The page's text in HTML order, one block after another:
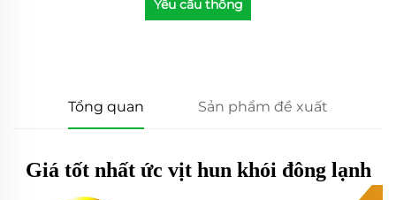
Yêu cầu thông
Tổng quan Sản phẩm đề xuất
Giá tốt nhất ức vịt hun khói đông lạnh